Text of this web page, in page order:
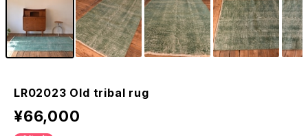
LR02023 Old tribal rug
¥66,000